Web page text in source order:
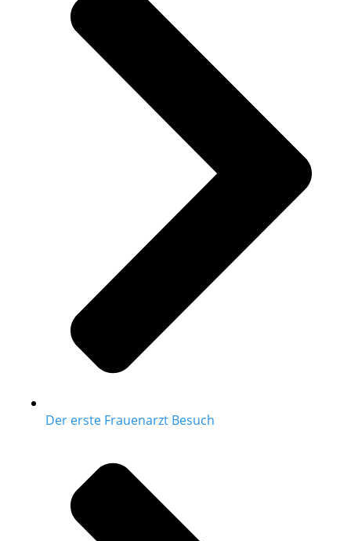
Der erste Frauenarzt Besuch